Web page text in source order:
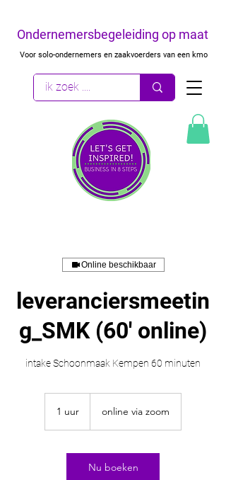
Ondernemersbegeleiding op maat
Voor solo-ondernemers en zaakvoerders van een kmo
Online beschikbaar
leveranciersmeetin
g_SMK (60' online)
intake Schoonmaak Kempen 60 minuten
1 uur online via zoom
Nu boeken